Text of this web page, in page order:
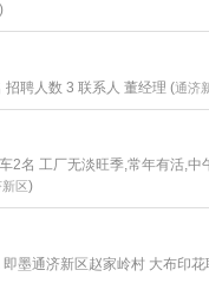
)
聘人数 3 联系人 董经理 (通济
2名 工厂无淡旺季,常年有活,
新区)
墨通济新区赵家岭村 大布印